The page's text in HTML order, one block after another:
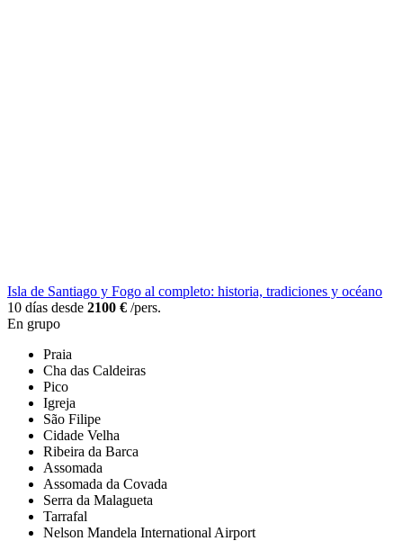
Isla de Santiago y Fogo al completo: historia, tradiciones y océano
10 días desde 2100 € /pers.
En grupo
Praia
Cha das Caldeiras
Pico
Igreja
São Filipe
Cidade Velha
Ribeira da Barca
Assomada
Assomada da Covada
Serra da Malagueta
Tarrafal
Nelson Mandela International Airport